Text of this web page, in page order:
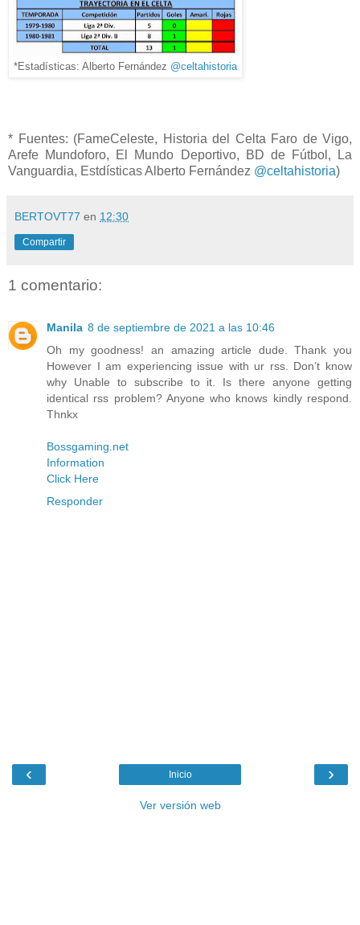
*Estadísticas: Alberto Fernández @celtahistoria
* Fuentes: (FameCeleste, Historia del Celta Faro de Vigo,
Arefe Mundoforo, El Mundo Deportivo, BD de Fútbol, La
Vanguardia, Estdísticas Alberto Fernández @celtahistoria)
BERTOVT77 en 12:30
Compartir
1 comentario:
Manila 8 de septiembre de 2021 a las 10:46
Oh my goodness! an amazing article dude. Thank you
However I am experiencing issue with ur rss. Don’t know
why Unable to subscribe to it. Is there anyone getting
identical rss problem? Anyone who knows kindly respond.
Thnkx
Bossgaming.net
Information
Click Here
Responder
‹ ›
Inicio
Ver versión web